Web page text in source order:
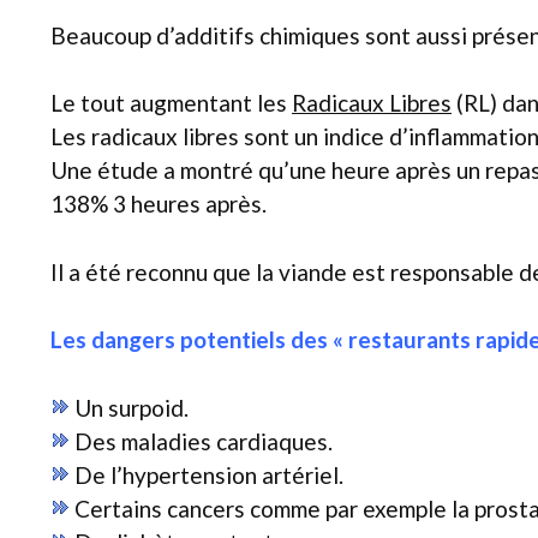
Beaucoup d’additifs chimiques sont aussi
Le tout augmentant les Radicaux Libres (RL)
Les radicaux libres sont un indice
Une étude a montré qu’une heure après un
138% 3 heures après.
Il a été reconnu que la viande est responsable
Les dangers potentiels des « restaurants
Un surpoid.
Des maladies cardiaques.
De l’hypertension artériel.
Certains cancers comme par exemple la